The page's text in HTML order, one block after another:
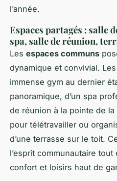
l’année.
Espaces partagés : salle
spa, salle de réunion,
Les espaces communs
dynamique et convivial.
immense gym au dernier
panoramique, d’un spa
de réunion à la pointe de
pour télétravailler ou
d’une terrasse sur le toit.
l’esprit communautaire
confort et loisirs haut de